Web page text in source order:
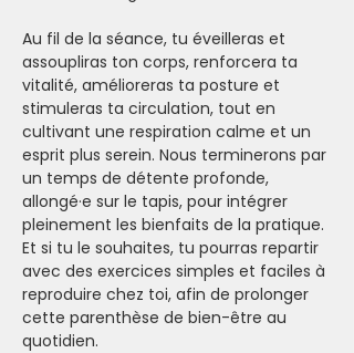
Au fil de la séance, tu éveilleras et
assoupliras ton corps, renforcera ta
vitalité, amélioreras ta posture et
stimuleras ta circulation, tout en
cultivant une respiration calme et un
esprit plus serein. Nous terminerons par
un temps de détente profonde,
allongé·e sur le tapis, pour intégrer
pleinement les bienfaits de la pratique.
Et si tu le souhaites, tu pourras repartir
avec des exercices simples et faciles à
reproduire chez toi, afin de prolonger
cette parenthèse de bien-être au
quotidien.